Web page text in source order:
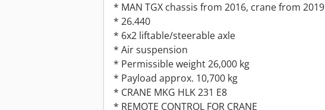
* MAN TGX chassis from 2016, crane from 2019
* 26.440
* 6x2 liftable/steerable axle
* Air suspension
* Permissible weight 26,000 kg
* Payload approx. 10,700 kg
* CRANE MKG HLK 231 E8
* REMOTE CONTROL FOR CRANE